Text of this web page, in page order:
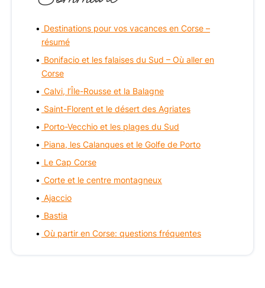
Destinations pour vos vacances en Corse –
résumé
Bonifacio et les falaises du Sud – Où aller en
Corse
Calvi, l’Île-Rousse et la Balagne
Saint-Florent et le désert des Agriates
Porto-Vecchio et les plages du Sud
Piana, les Calanques et le Golfe de Porto
Le Cap Corse
Corte et le centre montagneux
Ajaccio
Bastia
Où partir en Corse: questions fréquentes